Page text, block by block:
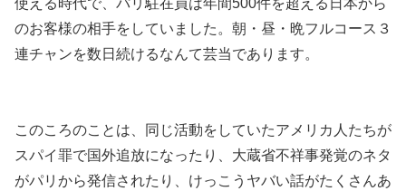
のお客様の相手をしていました。朝・昼・晩フルコース３
連チャンを数日続けるなんて芸当であります。
このころのことは、同じ活動をしていたアメリカ人たちが
スパイ罪で国外追放になったり、大蔵省不祥事発覚のネタ
がパリから発信されたり、けっこうヤバい話がたくさんあ